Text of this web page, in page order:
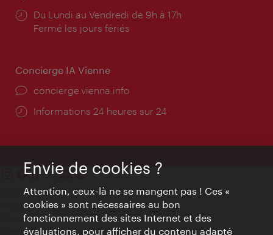
Horaires
d'ouverture:
Du Lundi au Vendredi de 9h à 17h
Fermé les jours fériés
Concierge IA Vienne
Ort:
concierge.vienna.info
Öffnungszeiten:
Informations 24 heures sur 24
Contact
Mentions obligatoires
Charte sur le respect de la vie privée
Terms of Use
Envie de cookies ?
Attention, ceux-là ne se mangent pas ! Ces «
cookies » sont nécessaires au bon
fonctionnement des sites Internet et des
évaluations, pour afficher du contenu adapté